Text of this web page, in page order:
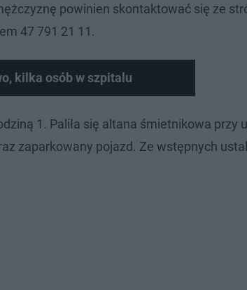
powinien skontaktować się ze
47 791 21 11.
kilka osób w szpitalu
1. Paliła się altana śmietnikowa przy
zaparkowany pojazd. Ze wstępnych